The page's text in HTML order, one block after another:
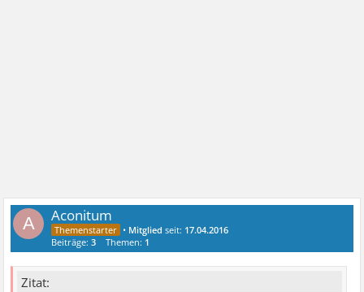
A Aconitum
• Mitglied seit: 17.04.2016
Beiträge:3 Themen: 1
Zitat: